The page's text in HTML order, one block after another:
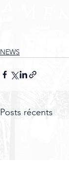
NEWS
Posts récents